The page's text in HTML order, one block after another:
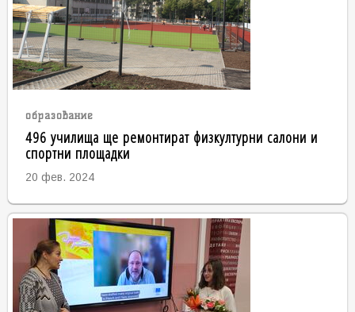
образование
496 училища ще ремонтират физкултурни салони и
спортни площадки
20 фев. 2024